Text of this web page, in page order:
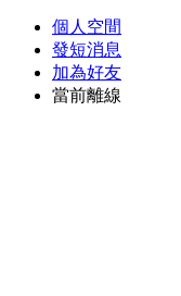
個人空間
發短消息
加為好友
當前離線